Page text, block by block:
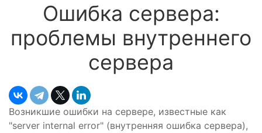
Ошибка сервера:
проблемы внутреннего
сервера
Возникшие ошибки на сервере, известные как
"server internal error" (внутренняя ошибка сервера),